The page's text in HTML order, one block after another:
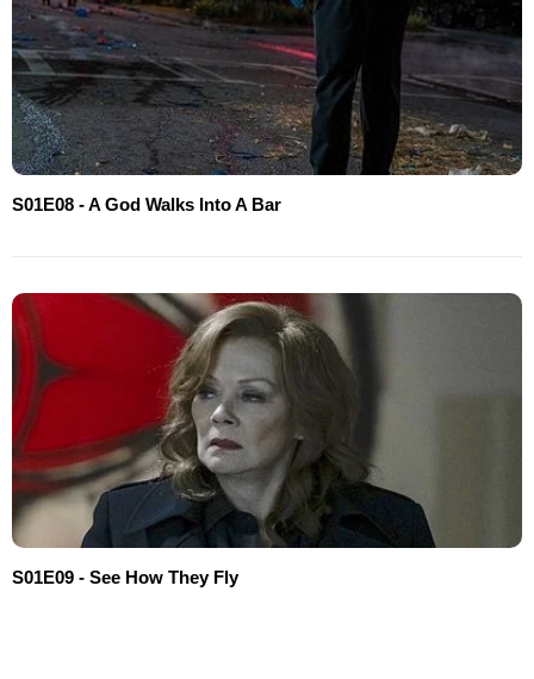
S01E08 - A God Walks Into A Bar
S01E09 - See How They Fly